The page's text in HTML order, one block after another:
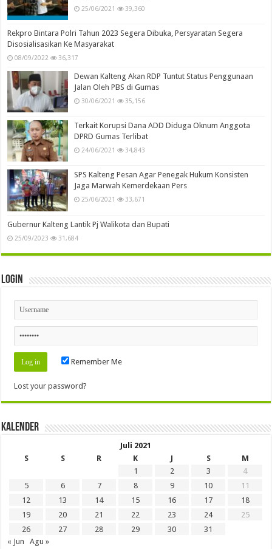
25/06/2021 39,360
Rekpro Bintara Polri Tahun 2023 Segera Dibuka, Persyaratan Segera
Disosialisasikan Ke Masyarakat
08/09/2022 36,317
Dewan Kalteng Akan RDP Tuntut Status Penggunaan
Jalan Oleh PBS di Gumas
30/06/2021 35,156
Terkait Korupsi Dana ADD Diduga Oknum Anggota
DPRD Gumas Terlibat
24/06/2021 34,843
SPS Kalteng Pesan Agar Penegak Hukum Konsisten
Jaga Marwah Kemerdekaan Pers
25/06/2021 33,671
Gubernur Kalteng Lantik Pj Walikota dan Bupati
25/09/2023 31,684
Login
Remember Me
Lost your password?
Kalender
Juli 2021
S
S R K J S
M
1
2 3
4
5
6 7 8 9 10
11
12
13 14 15 16 17
18
19
20 21 22 23 24
25
26
27 28 29 30
31
« Jun
Agu »